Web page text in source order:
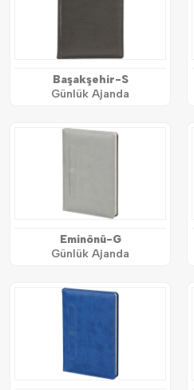
Başakşehir-S
Günlük Ajanda
Eminönü-G
Günlük Ajanda